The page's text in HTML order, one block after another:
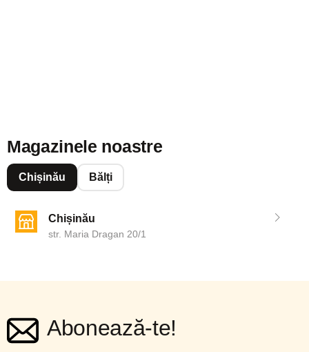
Magazinele noastre
Chișinău Bălți
Chișinău
str. Maria Dragan 20/1
Abonează-te!